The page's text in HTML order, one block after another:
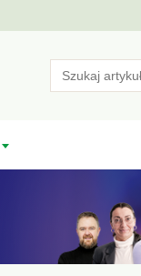
Search
for: